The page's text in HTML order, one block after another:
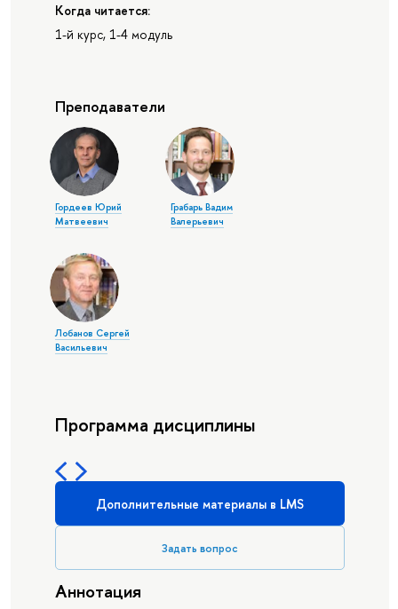
Когда читается:
1-й курс, 1-4 модуль
Преподаватели
Гордеев Юрий
Матвеевич
Грабарь Вадим
Валерьевич
Лобанов Сергей
Васильевич
Программа дисциплины
Дополнительные материалы в LMS
Задать вопрос
Аннотация